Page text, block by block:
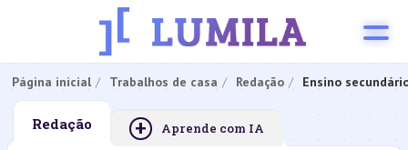
Página inicial Trabalhos de casa Redação Ensino
Redação + Aprende com IA